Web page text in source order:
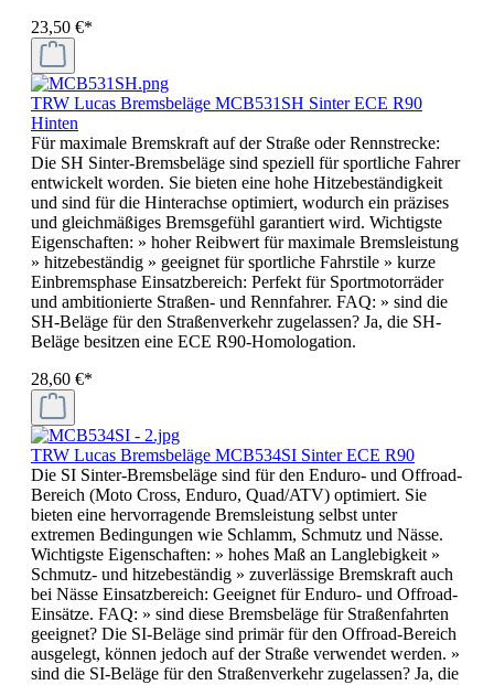
23,50 €*
TRW Lucas Bremsbeläge MCB531SH Sinter ECE R90
Hinten
Für maximale Bremskraft auf der Straße oder Rennstrecke:
Die SH Sinter-Bremsbeläge sind speziell für sportliche Fahrer
entwickelt worden. Sie bieten eine hohe Hitzebeständigkeit
und sind für die Hinterachse optimiert, wodurch ein präzises
und gleichmäßiges Bremsgefühl garantiert wird. Wichtigste
Eigenschaften: » hoher Reibwert für maximale Bremsleistung
» hitzebeständig » geeignet für sportliche Fahrstile » kurze
Einbremsphase Einsatzbereich: Perfekt für Sportmotorräder
und ambitionierte Straßen- und Rennfahrer. FAQ: » sind die
SH-Beläge für den Straßenverkehr zugelassen? Ja, die SH-
Beläge besitzen eine ECE R90-Homologation.
28,60 €*
TRW Lucas Bremsbeläge MCB534SI Sinter ECE R90
Die SI Sinter-Bremsbeläge sind für den Enduro- und Offroad-
Bereich (Moto Cross, Enduro, Quad/ATV) optimiert. Sie
bieten eine hervorragende Bremsleistung selbst unter
extremen Bedingungen wie Schlamm, Schmutz und Nässe.
Wichtigste Eigenschaften: » hohes Maß an Langlebigkeit »
Schmutz- und hitzebeständig » zuverlässige Bremskraft auch
bei Nässe Einsatzbereich: Geeignet für Enduro- und Offroad-
Einsätze. FAQ: » sind diese Bremsbeläge für Straßenfahrten
geeignet? Die SI-Beläge sind primär für den Offroad-Bereich
ausgelegt, können jedoch auf der Straße verwendet werden. »
sind die SI-Beläge für den Straßenverkehr zugelassen? Ja, die